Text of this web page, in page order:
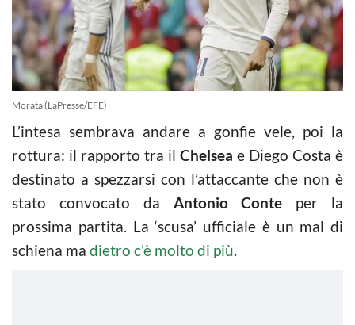
Morata (LaPresse/EFE)
L’intesa sembrava andare a gonfie vele, poi la
rottura: il rapporto tra il Chelsea e Diego Costa è
destinato a spezzarsi con l’attaccante che non è
stato convocato da Antonio Conte per la
prossima partita. La ‘scusa’ ufficiale è un mal di
schiena ma dietro c’è molto di più.